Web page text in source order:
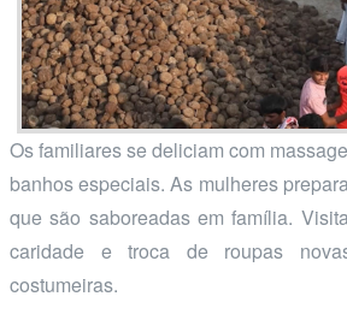
Os familiares se deliciam com
banhos especiais. As mulheres
que são saboreadas em família.
caridade e troca de roupas
costumeiras.